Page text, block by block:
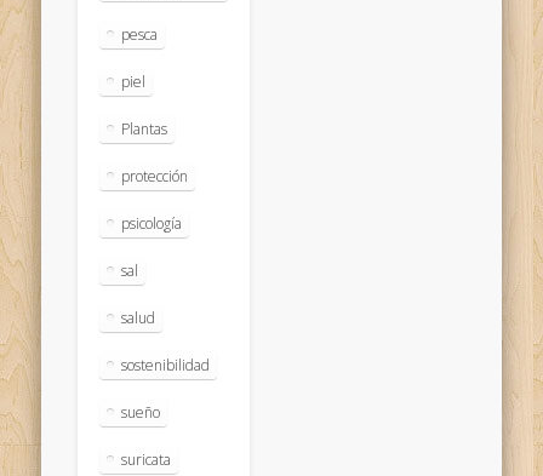
pesca
piel
Plantas
protección
psicología
sal
salud
sostenibilidad
sueño
suricata